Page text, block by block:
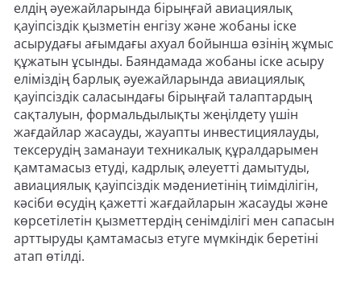
елдің әуежайларында бірыңғай авиациялық
қауіпсіздік қызметін енгізу және жобаны іске
асырудағы ағымдағы ахуал бойынша өзінің жұмыс
құжатын ұсынды. Баяндамада жобаны іске асыру
еліміздің барлық әуежайларында авиациялық
қауіпсіздік саласындағы бірыңғай талаптардың
сақталуын, формальдылықты жеңілдету үшін
жағдайлар жасауды, жауапты инвестициялауды,
тексерудің заманауи техникалық құралдарымен
қамтамасыз етуді, кадрлық әлеуетті дамытуды,
авиациялық қауіпсіздік мәдениетінің тиімділігін,
кәсіби өсудің қажетті жағдайларын жасауды және
көрсетілетін қызметтердің сенімділігі мен сапасын
арттыруды қамтамасыз етуге мүмкіндік беретіні
атап өтілді.